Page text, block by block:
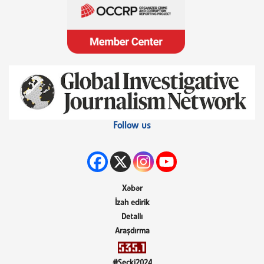
Follow us
Xəbər
İzah edirik
Detallı
Araşdırma